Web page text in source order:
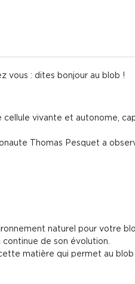
vous : dites bonjour au blob !
cellule vivante et autonome,
Thomas Pesquet a
naturel pour votre
de son évolution.
matière qui permet au